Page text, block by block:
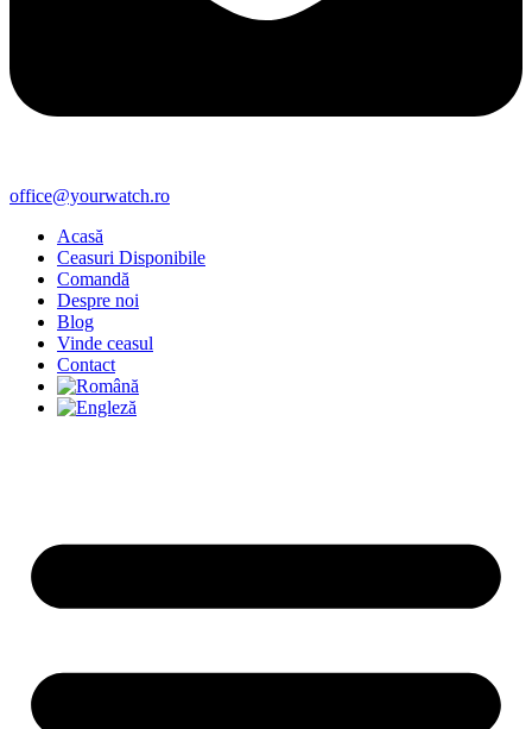
office@yourwatch.ro
Acasă
Ceasuri Disponibile
Comandă
Despre noi
Blog
Vinde ceasul
Contact